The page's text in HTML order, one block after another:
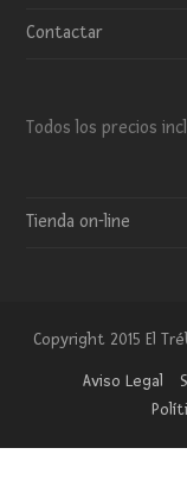
Contactar
Todos los precios
Tienda on-line
Copyright 2015 El
Aviso Legal